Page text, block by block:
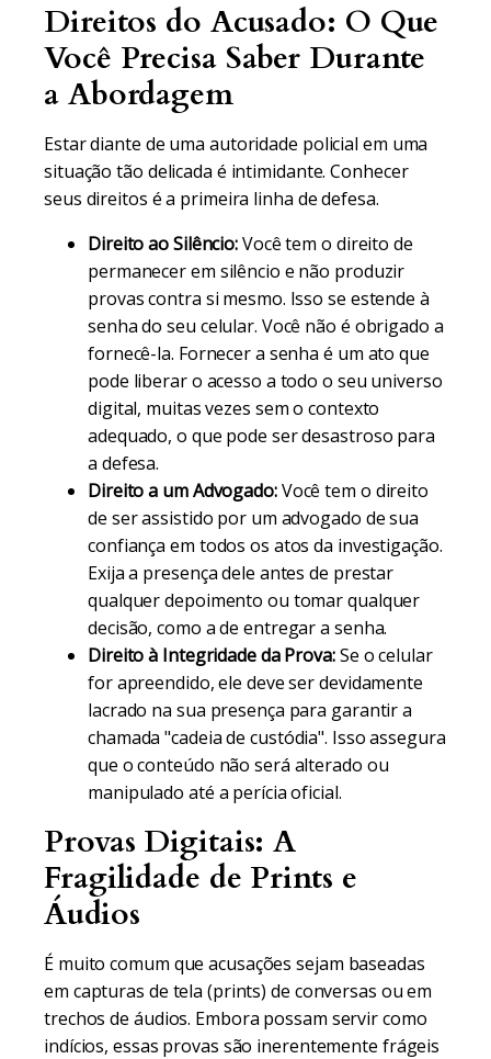
Direitos do Acusado: O Que
Você Precisa Saber Durante
a Abordagem
Estar diante de uma autoridade policial em uma
situação tão delicada é intimidante. Conhecer
seus direitos é a primeira linha de defesa.
Direito ao Silêncio:Você tem o direito de
permanecer em silêncio e não produzir
provas contra si mesmo. Isso se estende à
senha do seu celular. Você não é obrigado a
fornecê-la. Fornecer a senha é um ato que
pode liberar o acesso a todo o seu universo
digital, muitas vezes sem o contexto
adequado, o que pode ser desastroso para
a defesa.
Direito a um Advogado:Você tem o direito
de ser assistido por um advogado de sua
confiança em todos os atos da investigação.
Exija a presença dele antes de prestar
qualquer depoimento ou tomar qualquer
decisão, como a de entregar a senha.
Direito à Integridade da Prova:Se o celular
for apreendido, ele deve ser devidamente
lacrado na sua presença para garantir a
chamada "cadeia de custódia". Isso assegura
que o conteúdo não será alterado ou
manipulado até a perícia oficial.
Provas Digitais: A
Fragilidade de Prints e
Áudios
É muito comum que acusações sejam baseadas
em capturas de tela (prints) de conversas ou em
trechos de áudios. Embora possam servir como
indícios, essas provas são inerentemente frágeis